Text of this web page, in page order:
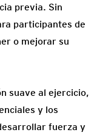
previa. Sin
participantes de
o mejorar su
suave al ejercicio,
y los
fuerza y